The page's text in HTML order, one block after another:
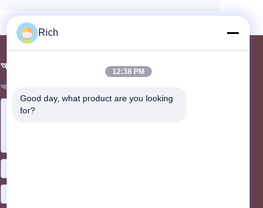
আমাদের মেইল ​​করুন
আপনার প্রয়োজনীয়তা আমাদের জানান। আমরা আপনার সাথে সেরা পণ্য সংযোগ করব।
Rich
12:38 PM
Good day, what product are you looking
for?